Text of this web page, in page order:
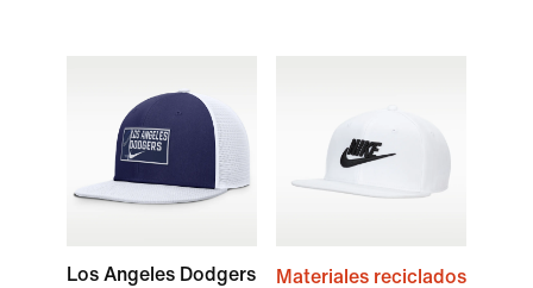
Los Angeles Dodgers
Materiales reciclados